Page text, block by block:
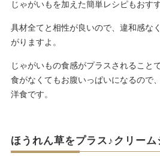
じゃがいもを加えた簡単レシピもおす
具材全てと相性が良いので、違和感な
がりますよ。
じゃがいもの食感がプラスされること
食がなくてもお腹いっぱいになるので
洋食です。
ほうれん草をプラス♪クリーム